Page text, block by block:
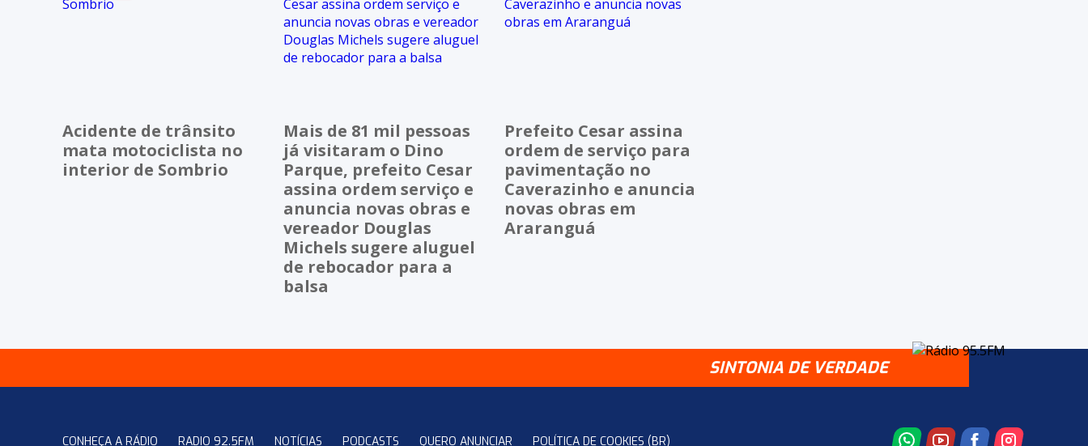
Acidente de trânsito
mata motociclista no
interior de Sombrio
Mais de 81 mil pessoas
já visitaram o Dino
Parque, prefeito Cesar
assina ordem serviço e
anuncia novas obras e
vereador Douglas
Michels sugere aluguel
de rebocador para a
balsa
Prefeito Cesar assina
ordem de serviço para
pavimentação no
Caverazinho e anuncia
novas obras em
Araranguá
SINTONIA DE VERDADE
CONHEÇA A RÁDIO RADIO 92.5FM NOTÍCIAS PODCASTS QUERO ANUNCIAR POLÍTICA DE COOKIES (BR)